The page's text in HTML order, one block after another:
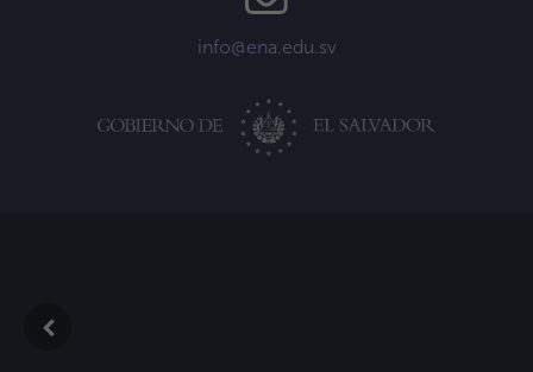
info@ena.edu.sv